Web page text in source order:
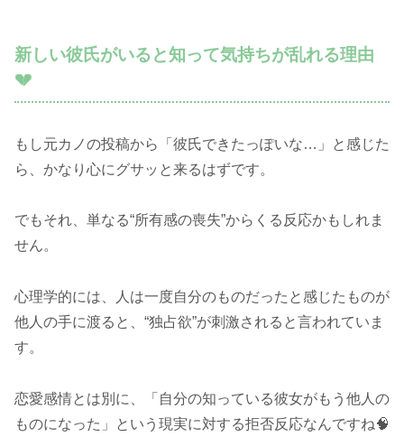
新しい彼氏がいると知って気持ちが乱れる理由
💔
もし元カノの投稿から「彼氏できたっぽいな…」と感じた
ら、かなり心にグサッと来るはずです。
でもそれ、単なる“所有感の喪失”からくる反応かもしれま
せん。
心理学的には、人は一度自分のものだったと感じたものが
他人の手に渡ると、“独占欲”が刺激されると言われていま
す。
恋愛感情とは別に、「自分の知っている彼女がもう他人の
ものになった」という現実に対する拒否反応なんですね🧠